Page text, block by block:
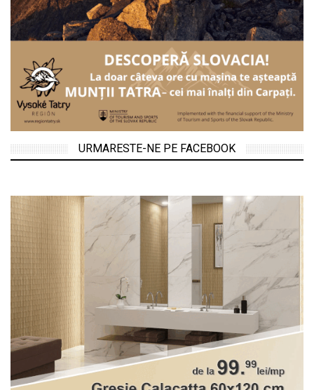
URMARESTE-NE PE FACEBOOK